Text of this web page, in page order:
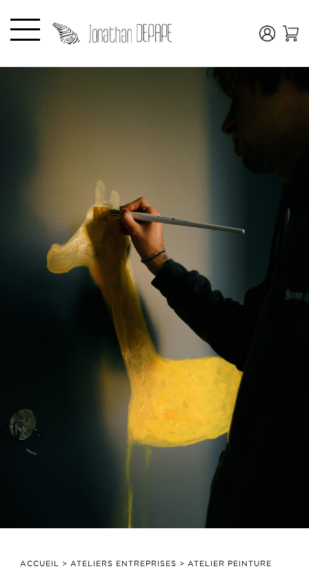
ACCUEIL > ATELIERS ENTREPRISES > ATELIER PEINTURE